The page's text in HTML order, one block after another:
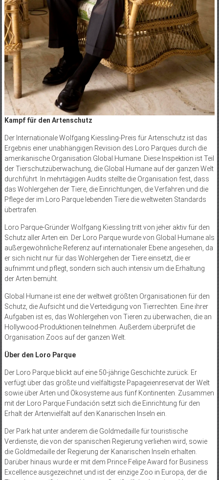
Kampf für den Artenschutz
Der Internationale Wolfgang Kiessling-Preis für Artenschutz ist das
Ergebnis einer unabhängigen Revision des Loro Parques durch die
amerikanische Organisation Global Humane. Diese Inspektion ist Teil
der Tierschutzüberwachung, die Global Humane auf der ganzen Welt
durchführt. In mehrtägigen Audits stellte die Organisation fest, dass
das Wohlergehen der Tiere, die Einrichtungen, die Verfahren und die
Pflege der im Loro Parque lebenden Tiere die weltweiten Standards
übertrafen.
Loro Parque-Gründer Wolfgang Kiessling tritt von jeher aktiv für den
Schutz aller Arten ein. Der Loro Parque wurde von Global Humane als
außergewöhnliche Referenz auf internationaler Ebene angesehen, da
er sich nicht nur für das Wohlergehen der Tiere einsetzt, die er
aufnimmt und pflegt, sondern sich auch intensiv um die Erhaltung
der Arten bemüht.
Global Humane ist eine der weltweit größten Organisationen für den
Schutz, die Aufsicht und die Verteidigung von Tierrechten. Eine ihrer
Aufgaben ist es, das Wohlergehen von Tieren zu überwachen, die an
Hollywood-Produktionen teilnehmen. Außerdem überprüfet die
Organisation Zoos auf der ganzen Welt.
Über den Loro Parque
Der Loro Parque blickt auf eine 50-jährige Geschichte zurück. Er
verfügt über das größte und vielfältigste Papageienreservat der Welt
sowie über Arten und Ökosysteme aus fünf Kontinenten. Zusammen
mit der Loro Parque Fundación setzt sich die Einrichtung für den
Erhalt der Artenvielfalt auf den Kanarischen Inseln ein.
Der Park hat unter anderem die Goldmedaille für touristische
Verdienste, die von der spanischen Regierung verliehen wird, sowie
die Goldmedaille der Regierung der Kanarischen Inseln erhalten.
Darüber hinaus wurde er mit dem Prince Felipe Award for Business
Excellence ausgezeichnet und ist der einzige Zoo in Europa, der die